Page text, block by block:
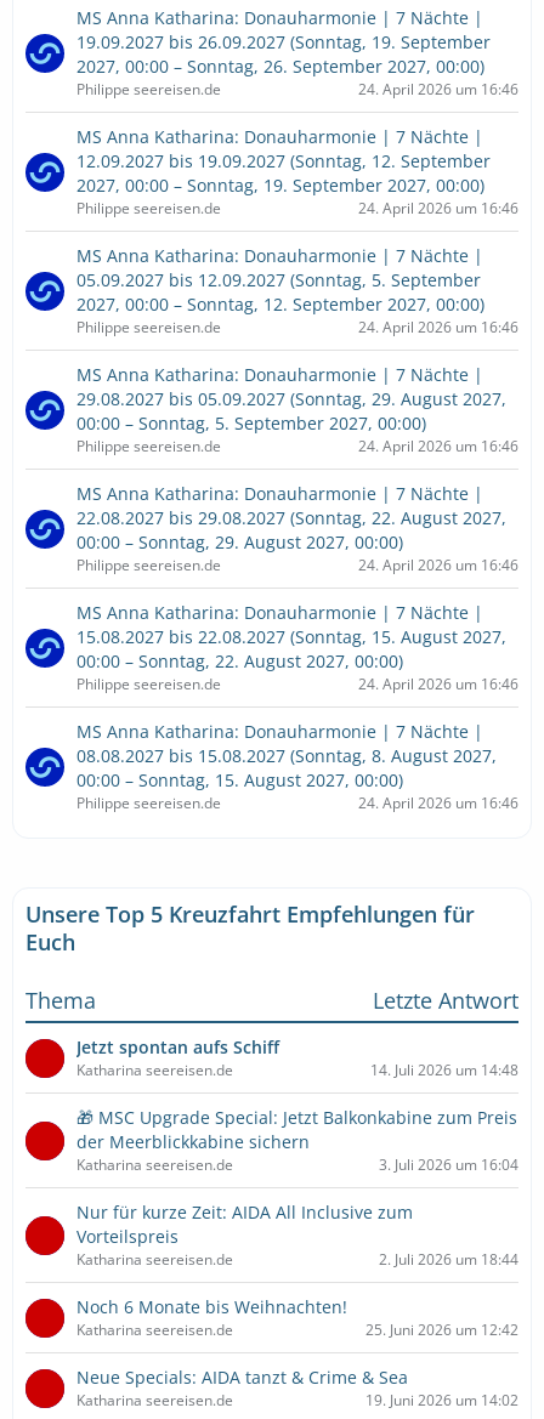
MS Anna Katharina: Donauharmonie | 7 Nächte |
19.09.2027 bis 26.09.2027 (Sonntag, 19. September
2027, 00:00 – Sonntag, 26. September 2027, 00:00)
Philippe seereisen.de 24. April 2026 um 16:46
MS Anna Katharina: Donauharmonie | 7 Nächte |
12.09.2027 bis 19.09.2027 (Sonntag, 12. September
2027, 00:00 – Sonntag, 19. September 2027, 00:00)
Philippe seereisen.de 24. April 2026 um 16:46
MS Anna Katharina: Donauharmonie | 7 Nächte |
05.09.2027 bis 12.09.2027 (Sonntag, 5. September
2027, 00:00 – Sonntag, 12. September 2027, 00:00)
Philippe seereisen.de 24. April 2026 um 16:46
MS Anna Katharina: Donauharmonie | 7 Nächte |
29.08.2027 bis 05.09.2027 (Sonntag, 29. August 2027,
00:00 – Sonntag, 5. September 2027, 00:00)
Philippe seereisen.de 24. April 2026 um 16:46
MS Anna Katharina: Donauharmonie | 7 Nächte |
22.08.2027 bis 29.08.2027 (Sonntag, 22. August 2027,
00:00 – Sonntag, 29. August 2027, 00:00)
Philippe seereisen.de 24. April 2026 um 16:46
MS Anna Katharina: Donauharmonie | 7 Nächte |
15.08.2027 bis 22.08.2027 (Sonntag, 15. August 2027,
00:00 – Sonntag, 22. August 2027, 00:00)
Philippe seereisen.de 24. April 2026 um 16:46
MS Anna Katharina: Donauharmonie | 7 Nächte |
08.08.2027 bis 15.08.2027 (Sonntag, 8. August 2027,
00:00 – Sonntag, 15. August 2027, 00:00)
Philippe seereisen.de 24. April 2026 um 16:46
Unsere Top 5 Kreuzfahrt Empfehlungen für
Euch
Thema
Letzte Antwort
Jetzt spontan aufs Schiff
Katharina seereisen.de 14. Juli 2026 um 14:48
🎁 MSC Upgrade Special: Jetzt Balkonkabine zum Preis
der Meerblickkabine sichern
Katharina seereisen.de 3. Juli 2026 um 16:04
Nur für kurze Zeit: AIDA All Inclusive zum
Vorteilspreis
Katharina seereisen.de 2. Juli 2026 um 18:44
Noch 6 Monate bis Weihnachten!
Katharina seereisen.de 25. Juni 2026 um 12:42
Neue Specials: AIDA tanzt & Crime & Sea
Katharina seereisen.de 19. Juni 2026 um 14:02